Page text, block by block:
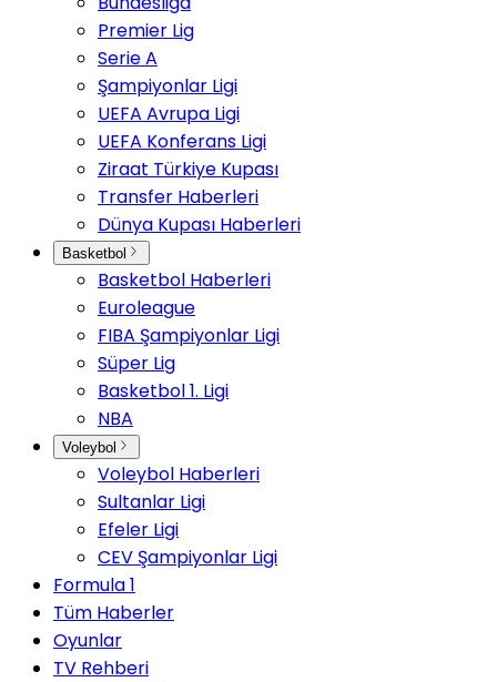
Premier Lig
Serie A
Şampiyonlar Ligi
UEFA Avrupa Ligi
UEFA Konferans Ligi
Ziraat Türkiye Kupası
Transfer Haberleri
Dünya Kupası Haberleri
Basketbol
Basketbol Haberleri
Euroleague
FIBA Şampiyonlar Ligi
Süper Lig
Basketbol 1. Ligi
NBA
Voleybol
Voleybol Haberleri
Sultanlar Ligi
Efeler Ligi
CEV Şampiyonlar Ligi
Formula 1
Tüm Haberler
Oyunlar
TV Rehberi